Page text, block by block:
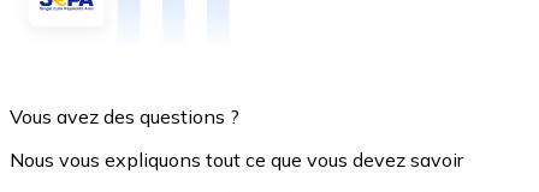
Vous avez des questions ?
Nous vous expliquons tout ce que vous devez savoir